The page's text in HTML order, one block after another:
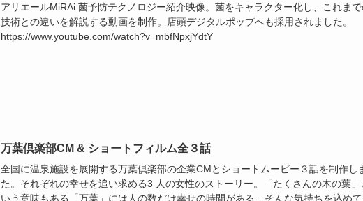
アリエールMiRAi 菌予防テクノロジー紹介映像。菌をキャラクター化し、これま
技術との違いを解説する動画を制作。店頭デジタルポップへも採用されました。
https://www.youtube.com/watch?v=mbfNpxjYdtY
万葉倶楽部CM & ショートフィルム全３話
全国に温泉施設を展開する万葉倶楽部の企業CMとショートムービー３話を制作し
た。それぞれの幸せを追い求める3 人の女性のストーリー。「たくさんの木の葉」
いう意味もある「万葉」には人の数だけ幸せの時間がある…そんな気持ちを込め